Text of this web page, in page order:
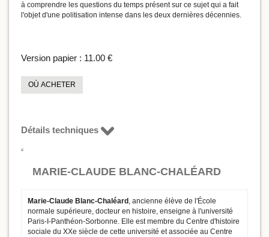
à comprendre les questions du temps présent sur ce sujet qui a fait
l'objet d'une politisation intense dans les deux dernières décennies.
Version papier : 11.00 €
OÙ ACHETER
Détails techniques
MARIE-CLAUDE BLANC-CHALÉARD
Marie-Claude Blanc-Chaléard , ancienne élève de l'École
normale supérieure, docteur en histoire, enseigne à l'université
Paris-I-Panthéon-Sorbonne. Elle est membre du Centre d'histoire
sociale du XXe siècle de cette université et associée au Centre